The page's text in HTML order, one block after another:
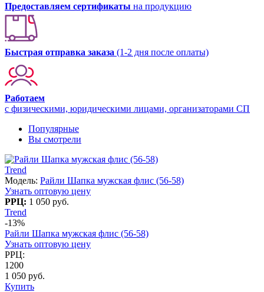
Предоставляем сертификаты на продукцию
Быстрая отправка заказа (1-2 дня после оплаты)
Работаем
с физическими, юридическими лицами, организаторами СП
Популярные
Вы смотрели
Trend
Модель: Райли Шапка мужская флис (56-58)
Узнать оптовую цену
РРЦ: 1 050 руб.
Trend
-13%
Райли Шапка мужская флис (56-58)
Узнать оптовую цену
РРЦ:
1200
1 050 руб.
Купить